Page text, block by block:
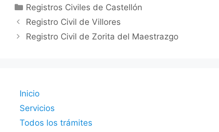
Categorías
Registros Civiles de Castellón
Registro Civil de Villores
Registro Civil de Zorita del Maestrazgo
Inicio
Servicios
Todos los trámites